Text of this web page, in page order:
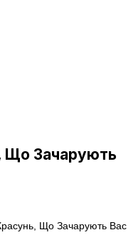
Що Зачарують
Що Зачарують Вас